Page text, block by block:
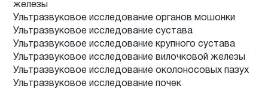
железы
Ультразвуковое исследование органов мошонки
Ультразвуковое исследование сустава
Ультразвуковое исследование крупного сустава
Ультразвуковое исследование вилочковой железы
Ультразвуковое исследование околоносовых пазух
Ультразвуковое исследование почек